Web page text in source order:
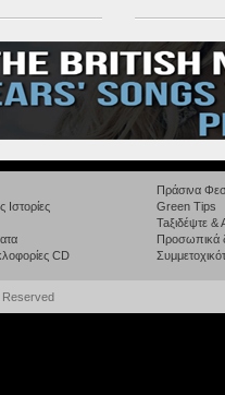
Ιστορίες
CD
Πράσινα
Green Tips
Taξιδέψτε
Προσωπικά